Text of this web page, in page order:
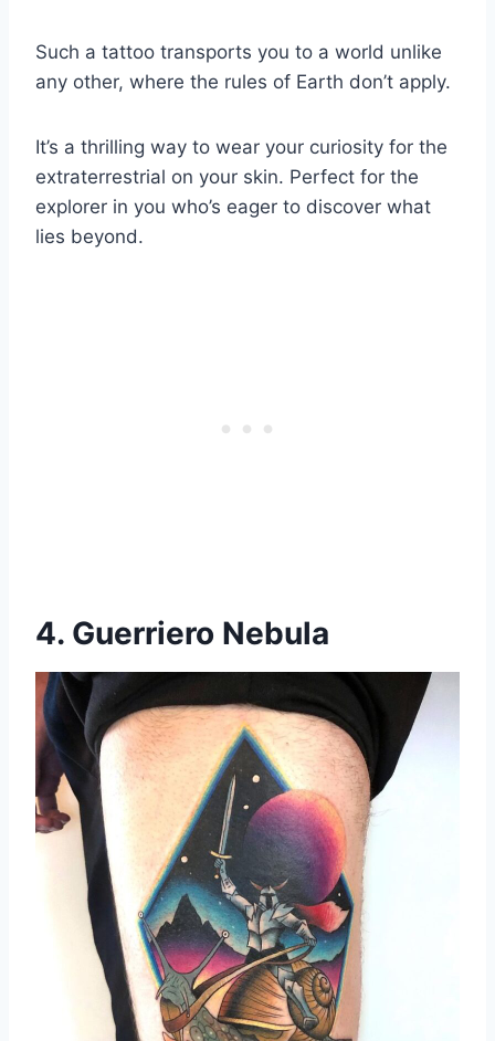
Such a tattoo transports you to a world unlike
any other, where the rules of Earth don’t apply.
It’s a thrilling way to wear your curiosity for the
extraterrestrial on your skin. Perfect for the
explorer in you who’s eager to discover what
lies beyond.
4. Guerriero Nebula